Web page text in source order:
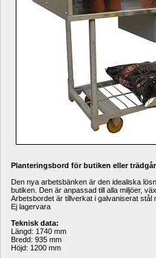
Planteringsbord för butiken eller
Den nya arbetsbänken är den idealiska
butiken. Den är anpassad till alla miljöer,
Arbetsbordet är tillverkat i galvaniserat stål
Ej lagervara
Teknisk data:
Längd: 1740 mm
Bredd: 935 mm
Höjd: 1200 mm